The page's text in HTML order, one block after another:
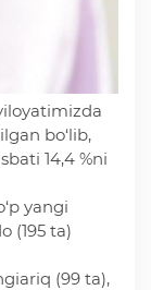
bo‘lib,
14,4 %ni
yangi
(195 ta)
(99 ta),